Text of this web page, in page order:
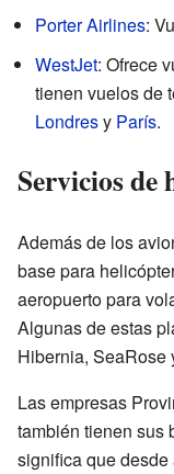
Porter Airlines:
WestJet: Ofrece
tienen vuelos de
Londresy París.
Servicios de
Además de los
base para
aeropuerto para
Algunas de estas
Hibernia, SeaRose
Las empresas
también tienen sus
significa que